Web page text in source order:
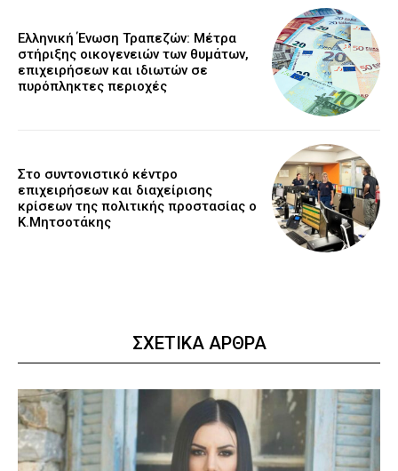
Ελληνική Ένωση Τραπεζών: Μέτρα
στήριξης οικογενειών των θυμάτων,
επιχειρήσεων και ιδιωτών σε
πυρόπληκτες περιοχές
Στο συντονιστικό κέντρο
επιχειρήσεων και διαχείρισης
κρίσεων της πολιτικής προστασίας ο
Κ.Μητσοτάκης
ΣΧΕΤΙΚΑ ΑΡΘΡΑ